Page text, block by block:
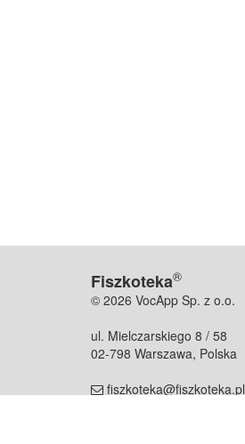
Fiszkoteka®
© 2026 VocApp Sp. z o.o.
ul. Mielczarskiego 8 / 58
02-798 Warszawa, Polska
fiszkoteka@fiszkoteka.pl